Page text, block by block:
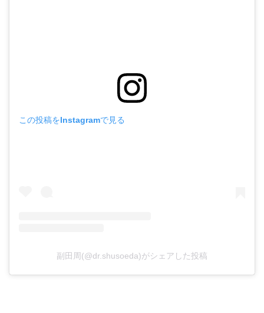
この投稿をInstagramで見る
副田周(@dr.shusoeda)がシェアした投稿